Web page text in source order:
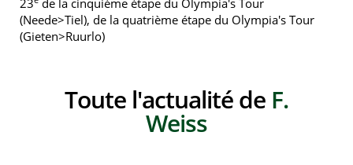
23 de la cinquième étape du Olympia's Tour
(Neede>Tiel), de la quatrième étape du Olympia's Tour
(Gieten>Ruurlo)
Toute l'actualité de F.
Weiss